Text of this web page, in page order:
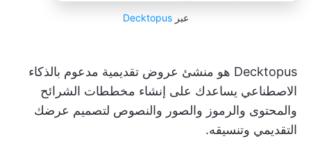
عبرDecktopus
Decktopus هو منشئ عروض تقديمية مدعوم بالذكاء
الاصطناعي يساعدك على إنشاء مخططات الشرائح
والمحتوى والرموز والصور والنصوص لتصميم عرضك
التقديمي وتنسيقه.